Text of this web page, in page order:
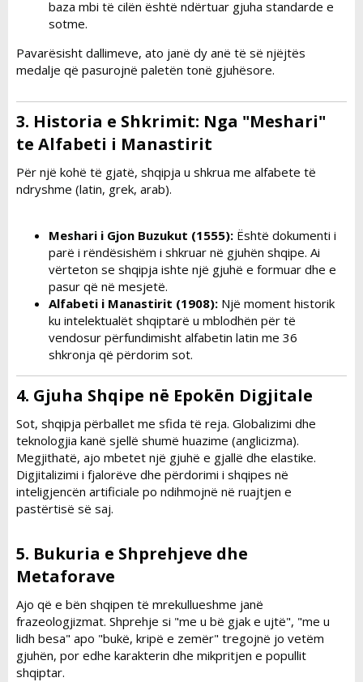
baza mbi të cilën është ndërtuar gjuha standarde e
sotme.
Pavarësisht dallimeve, ato janë dy anë të së njëjtës
medalje që pasurojnë paletën tonë gjuhësore.
3. Historia e Shkrimit: Nga "Meshari"
te Alfabeti i Manastirit​
Për një kohë të gjatë, shqipja u shkrua me alfabete të
ndryshme (latin, grek, arab).
Meshari i Gjon Buzukut (1555): Është dokumenti i
parë i rëndësishëm i shkruar në gjuhën shqipe. Ai
vërteton se shqipja ishte një gjuhë e formuar dhe e
pasur që në mesjetë.
Alfabeti i Manastirit (1908): Një moment historik
ku intelektualët shqiptarë u mblodhën për të
vendosur përfundimisht alfabetin latin me 36
shkronja që përdorim sot.
4. Gjuha Shqipe në Epokën Digjitale​
Sot, shqipja përballet me sfida të reja. Globalizimi dhe
teknologjia kanë sjellë shumë huazime (anglicizma).
Megjithatë, ajo mbetet një gjuhë e gjallë dhe elastike.
Digjitalizimi i fjalorëve dhe përdorimi i shqipes në
inteligjencën artificiale po ndihmojnë në ruajtjen e
pastërtisë së saj.
5. Bukuria e Shprehjeve dhe
Metaforave​
Ajo që e bën shqipen të mrekullueshme janë
frazeologjizmat. Shprehje si "me u bë gjak e ujtë", "me u
lidh besa" apo "bukë, kripë e zemër" tregojnë jo vetëm
gjuhën, por edhe karakterin dhe mikpritjen e popullit
shqiptar.